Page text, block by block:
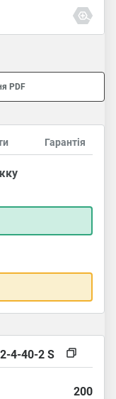
PDF
Гарантія
4-40-2 S
200